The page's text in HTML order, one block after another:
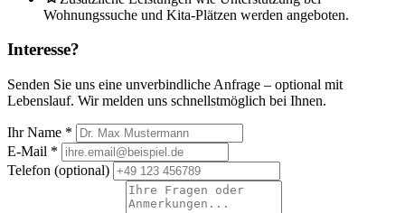
Wohnungssuche und Kita-Plätzen werden angeboten.
Interesse?
Senden Sie uns eine unverbindliche Anfrage – optional mit
Lebenslauf. Wir melden uns schnellstmöglich bei Ihnen.
Ihr Name *
E-Mail *
Telefon (optional)